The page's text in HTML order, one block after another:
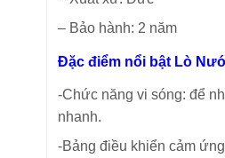
– Bảo hành: 2 năm
Đặc điểm nổi bật Lò
-Chức năng vi sóng: để
nhanh.
-Bảng điều khiển cảm